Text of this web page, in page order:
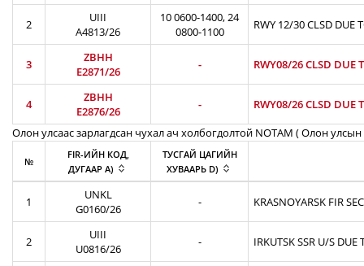
2
UIII
A4813/26
10 0600-1400, 24
0800-1100
RWY 12/30 CLSD DUE
3
ZBHH
E2871/26
- RWY08/26 CLSD DUE
4
ZBHH
E2876/26
-
RWY08/26 CLSD DUE
Олон улсаас зарлагдсан чухал ач холбогдолтой NOTAM ( Олон улсын
№
FIR-ИЙН КОД,
ДУГААР A)
ТУСГАЙ ЦАГИЙН
ХУВААРЬ D)
1
UNKL
G0160/26
- KRASNOYARSK FIR
2
UIII
U0816/26
- IRKUTSK SSR U/S DUE